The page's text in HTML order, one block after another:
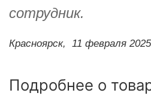
сотрудник.
Красноярск, 11 февраля
Подробнее о